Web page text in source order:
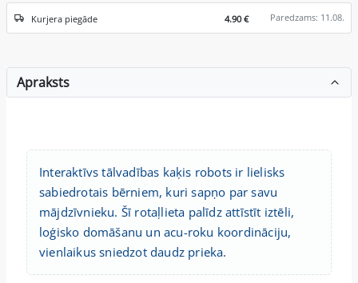
Kurjera piegāde 4.90 € Paredzams: 11.08.
Apraksts
Interaktīvs tālvadības kaķis robots ir lielisks
sabiedrotais bērniem, kuri sapņo par savu
mājdzīvnieku. Šī rotaļlieta palīdz attīstīt iztēli,
loģisko domāšanu un acu-roku koordināciju,
vienlaikus sniedzot daudz prieka.